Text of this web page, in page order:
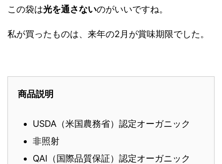
この袋は光を通さないのがいいですね。
私が買ったものは、来年の2月が賞味期限でした。
商品説明
USDA（米国農務省）認定オーガニック
非照射
QAI（国際品質保証）認定オーガニック